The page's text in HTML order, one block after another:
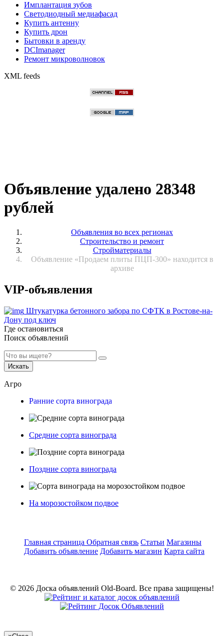
Имплантация зубов
Светодиодный медиафасад
Купить антенну
Купить дрон
Бытовки в аренду
DCImanager
Ремонт микроволновок
XML feeds
Объявление удалено 28348
рублей
Объявления во всех регионах
Строительство и ремонт
Стройматериалы
Объявление «Продаем плиты ПЦП-300» находится в
архиве
VIP-объявления
Штукатурка бетонного забора по СФТК в Ростове-на-
Дону под ключ
Где остановиться
Поиск объявлений
Искать
Агро
Ранние сорта винограда
Средние сорта винограда
Поздние сорта винограда
На морозостойком подвое
Главная страница Обратная связь Статьи Магазины
Добавить объявление Добавить магазин Карта сайта
© 2026 Доска объявлений Old-Board. Все права защищены!